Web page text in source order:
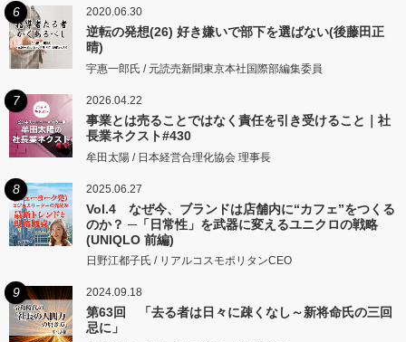
6 2020.06.30
逆転の発想(26) 好き嫌いで部下を選ばない(後藤田正
晴)
宇惠一郎氏 / 元読売新聞東京本社国際部編集委員
7 2026.04.22
事業とは売ることではなく責任を引き受けること｜社
長業ネクスト#430
牟田太陽 / 日本経営合理化協会 理事長
8 2025.06.27
Vol.4 なぜ今、ブランドは店舗内に“カフェ”をつくる
のか？ ─「日常性」を武器に変えるユニクロの戦略
(UNIQLO 前編)
日野江都子氏 / リアルコスモポリタンCEO
9 2024.09.18
第63回 「去る者は日々に疎くなし～新将命氏の三回
忌に」